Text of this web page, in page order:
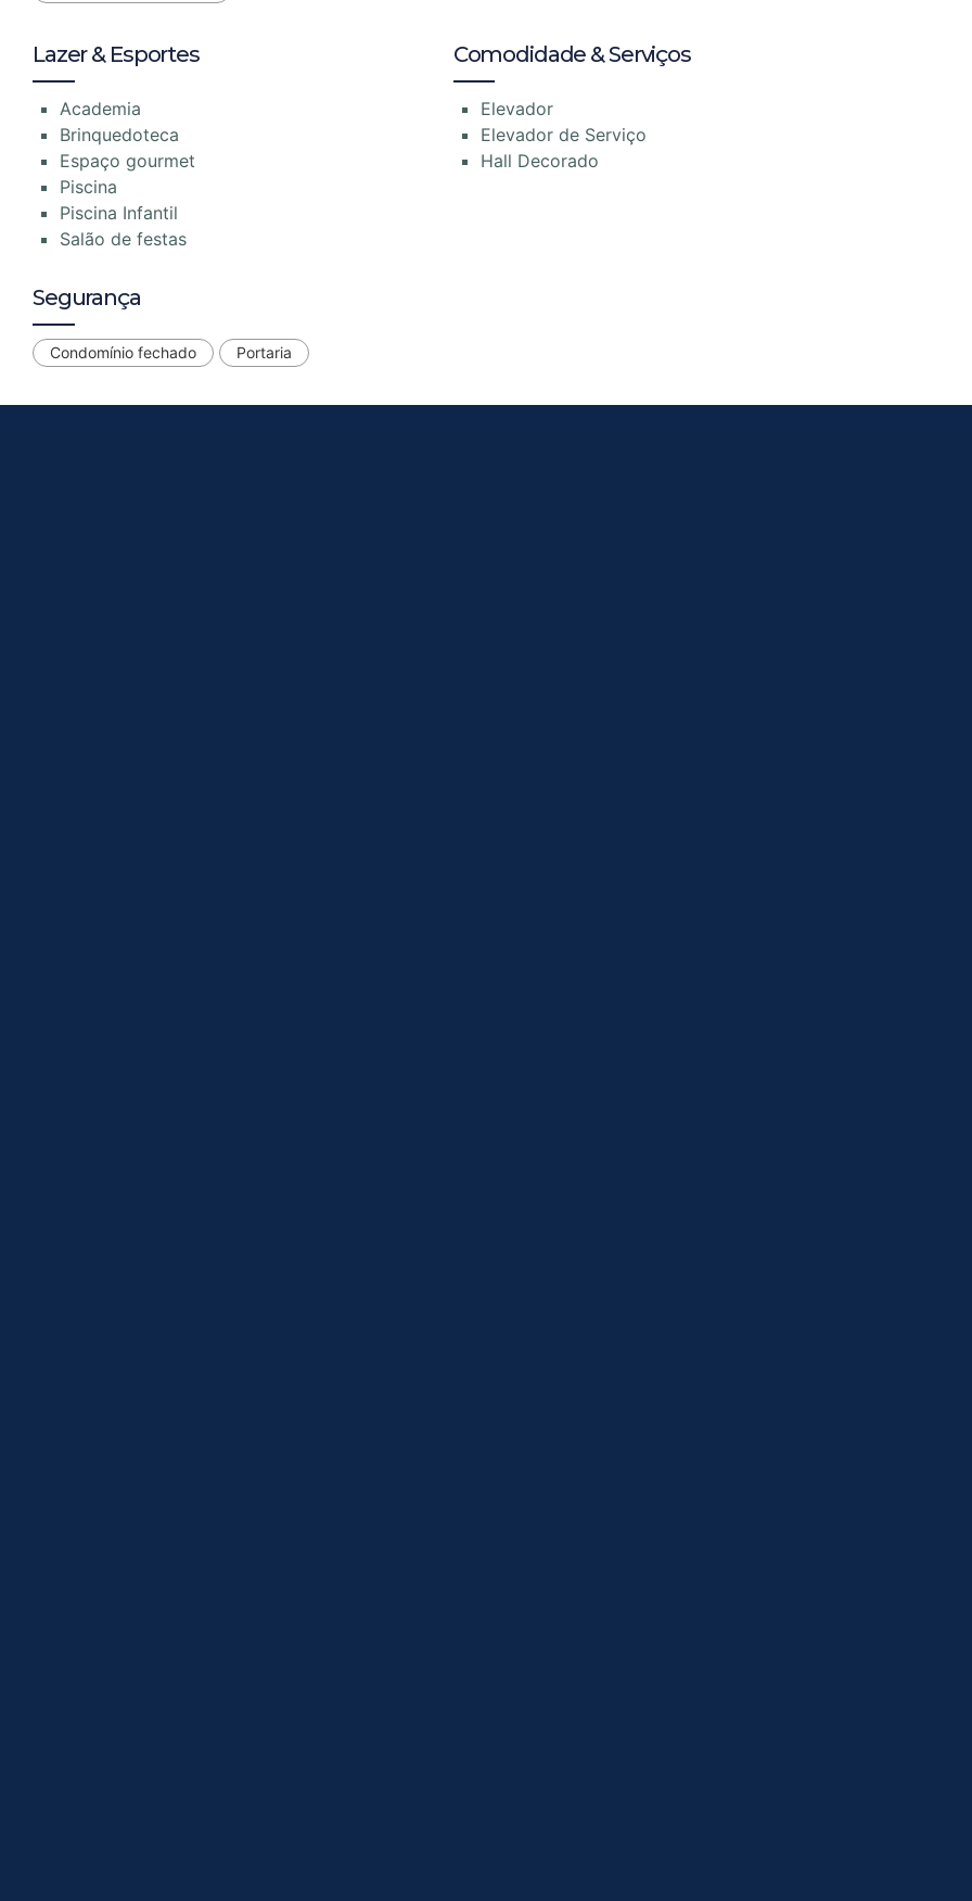
Lazer & Esportes
Academia
Brinquedoteca
Espaço gourmet
Piscina
Piscina Infantil
Salão de festas
Comodidade & Serviços
Elevador
Elevador de Serviço
Hall Decorado
Segurança
Condomínio fechado Portaria